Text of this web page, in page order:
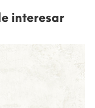
interesar